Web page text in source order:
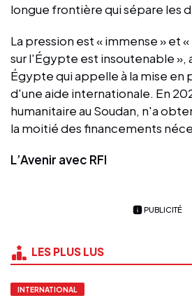
longue frontière qui sépare les
La pression est « immense » et
sur l'Égypte est insoutenable »,
Égypte qui appelle à la mise en
d'une aide internationale. En
humanitaire au Soudan, n'a
la moitié des financements
L’Avenir avec RFI
PUBLICITÉ
LES PLUS LUS
INTERNATIONAL